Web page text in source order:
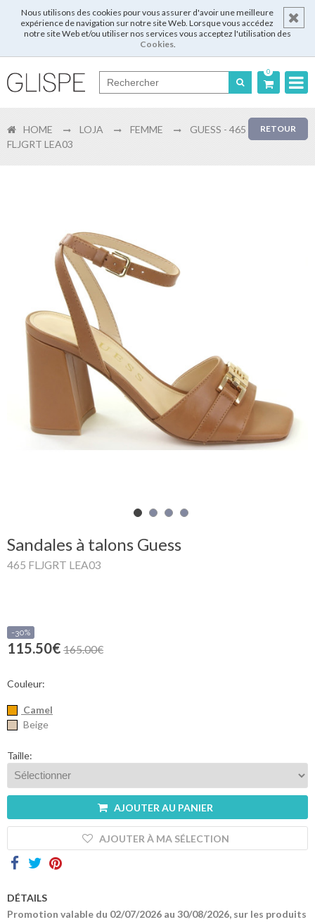
Nous utilisons des cookies pour vous assurer d'avoir une meilleure
expérience de navigation sur notre site Web. Lorsque vous accédez
notre site Web et/ou utiliser nos services vous acceptez l'utilisation des
Cookies.
0
English
Login
Enregistrer
Mon
panier
Glispe
Femme
RETOUR
HOME LOJA FEMME
GUESS - 465
FLJGRT LEA03
Sandales à talons Guess
465 FLJGRT LEA03
-30%
115.50€ 165.00€
Couleur:
Camel
Beige
Taille:
AJOUTER AU PANIER
AJOUTER À MA SÉLECTION
DÉTAILS
Promotion valable du 02/07/2026 au 30/08/2026, sur les produits